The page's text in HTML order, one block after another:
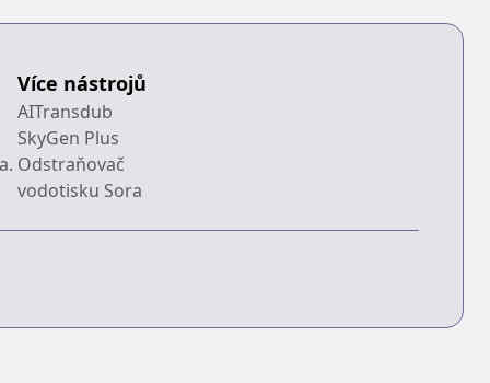
Více nástrojů
AITransdub
SkyGen Plus
Odstraňovač
vodotisku Sora